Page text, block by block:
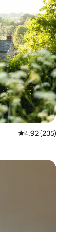
평점 4.92점(5
4.92 (235)